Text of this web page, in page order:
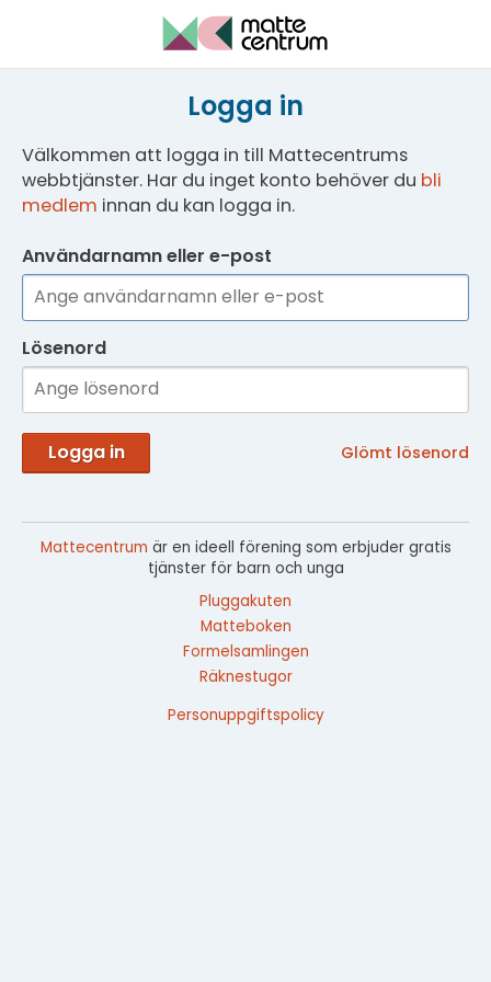
Logga in
Välkommen att logga in till Mattecentrums
webbtjänster. Har du inget konto behöver du bli
medlem innan du kan logga in.
Användarnamn eller e-post
Lösenord
Logga in Glömt lösenord
Mattecentrum är en ideell förening som erbjuder gratis
tjänster för barn och unga
Pluggakuten
Matteboken
Formelsamlingen
Räknestugor
Personuppgiftspolicy